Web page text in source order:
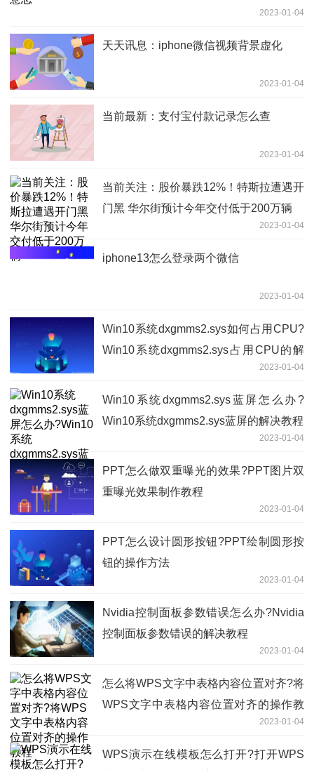
2023-01-04
天天讯息：iphone微信视频背景虚化
2023-01-04
当前最新：支付宝付款记录怎么查
2023-01-04
当前关注：股价暴跌12%！特斯拉遭遇开
门黑 华尔街预计今年交付低于200万辆
2023-01-04
iphone13怎么登录两个微信
2023-01-04
​Win10系统dxgmms2.sys如何占用CPU?
Win10系统dxgmms2.sys占用CPU的解
2023-01-04
​Win10系统dxgmms2.sys蓝屏怎么办?
Win10系统dxgmms2.sys蓝屏的解决教程
2023-01-04
PPT怎么做双重曝光的效果?PPT图片双
重曝光效果制作教程
2023-01-04
PPT怎么设计圆形按钮?PPT绘制圆形按
钮的操作方法
2023-01-04
​Nvidia控制面板参数错误怎么办?Nvidia
控制面板参数错误的解决教程
2023-01-04
怎么将WPS文字中表格内容位置对齐?将
WPS文字中表格内容位置对齐的操作教
2023-01-04
WPS演示在线模板怎么打开?打开WPS